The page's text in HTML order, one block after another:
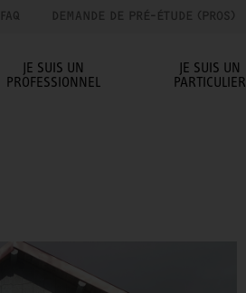
FAQ DEMANDE DE PRÉ-ÉTUDE (PROS)
JE SUIS UN
PROFESSIONNEL
JE SUIS UN
PARTICULIER